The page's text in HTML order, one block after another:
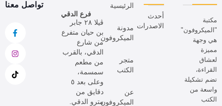
مكتبة
"الميكروفون"
هي وجهة
مميزة
لعشاق
القراءة،
تضم تشكيلة
واسعة من
الكتب
أحدث
الاصدرات
الرئيسية
مدونة
الميكروفون
متجر
الكتب
عن
الميكروفون
فرع الدقي
ڤيلا ٢٨ جابر
بن حيان متفرع
من شارع
الدقي، بالقرب
من مطعم
سمسمة،
وعلى بعد ٥
دقايق من
مترو الدقي.
تواصل معنا